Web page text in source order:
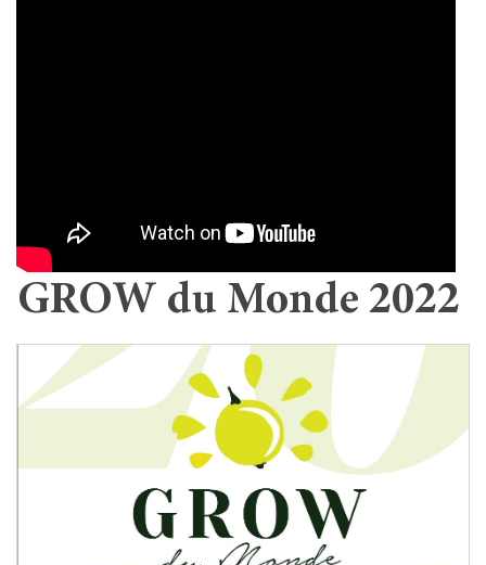
GROW du Monde 2022